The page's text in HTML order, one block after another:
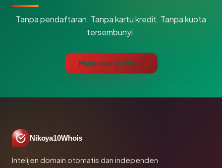
Tanpa pendaftaran. Tanpa kartu kredit. Tanpa kuota
tersembunyi.
Mulai cek gratis →
Nikoya10Whois
Intelijen domain otomatis dan independen